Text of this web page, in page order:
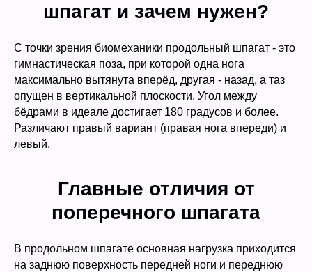
шпагат и зачем нужен?
С точки зрения биомеханики продольный шпагат - это
гимнастическая поза, при которой одна нога
максимально вытянута вперёд, другая - назад, а таз
опущен в вертикальной плоскости. Угол между
бёдрами в идеале достигает 180 градусов и более.
Различают правый вариант (правая нога впереди) и
левый.
Главные отличия от
поперечного шпагата
В продольном шпагате основная нагрузка приходится
на заднюю поверхность передней ноги и переднюю